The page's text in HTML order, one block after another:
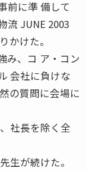
前に準 備して
流 JUNE 2003
かけた。
み、コ ア・コン
会社に負けな
の質問に会場に
社長を除く全
生が続けた。